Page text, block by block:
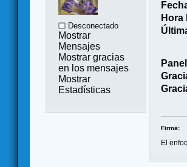
Desconectado
Mostrar
Mensajes
Mostrar gracias
en los mensajes
Mostrar
Estadísticas
Hora
Firma:
El